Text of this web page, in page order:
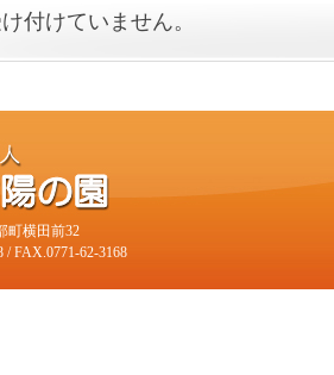
付けていません。
町横田前32
/ FAX.0771-62-3168